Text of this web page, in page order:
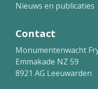
Nieuws en publicaties
Contact
Monumentenwacht
Emmakade NZ 59
8921 AG Leeuwarden